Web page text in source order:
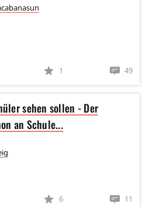
1 49
sehen sollen - Der
an Schule...
6 11